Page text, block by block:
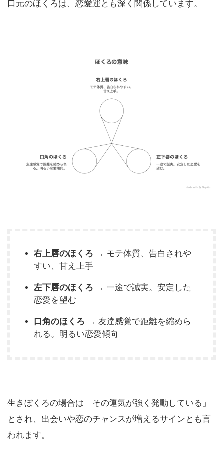
口元のほくろは、恋愛運とも深く関係しています。
右上唇のほくろ → モテ体質、告白されや
すい、甘え上手
左下唇のほくろ → 一途で誠実。安定した
恋愛を望む
口角のほくろ → 友達感覚で距離を縮めら
れる。明るい恋愛傾向
生きぼくろの場合は「その運気が強く発動している」
とされ、出会いや恋のチャンスが増えるサインとも言
われます。